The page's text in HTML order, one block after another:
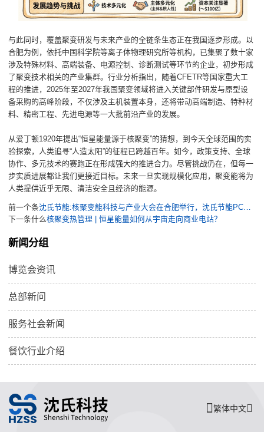
与此同时，覆盖聚变研发与未来产业的全链条生态正在我国逐步形成。以
合肥为例，依托中国科学院等离子体物理研究所等机构，已集聚了数十家
涉及特殊材料、高端装备、电源控制、诊断测试等环节的企业，初步形成
了聚变技术相关的产业集群。行业分析指出，随着CFETR等国家重大工
程的推进，2025年至2027年我国聚变领域将进入关键部件研发与原型设
备采购的高峰阶段，不仅涉及主机装置本身，还将带动高端制造、特种材
料、精密工程、先进电源等一大批前沿产业的发展。
从爱丁顿1920年提出“恒星能量源于核聚变”的猜想，到今天全球范围的实
验探索，人类追寻“人造太阳”的征程已跨越百年。如今，政策支持、全球
协作、多元技术的赛跑正在形成强大的推进合力。尽管挑战仍在，但每一
步实质进展都让我们更接近目标。未来一旦实现规模化应用，聚变能将为
人类提供近乎无限、清洁安全且经济的能源。
前一个条
下一条什么核聚变热管理 | 恒星能量如何从宇宙走向商业电站？
新闻分组
博览会资讯
总部新问
服务社会新闻
餐饮行业介绍
繁体中文